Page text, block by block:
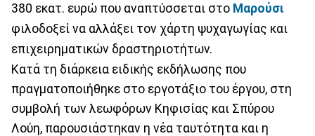
380 εκατ. ευρώ που αναπτύσσεται στο Μαρούσι
φιλοδοξεί να αλλάξει τον χάρτη ψυχαγωγίας και
επιχειρηματικών δραστηριοτήτων.
Κατά τη διάρκεια ειδικής εκδήλωσης που
πραγματοποιήθηκε στο εργοτάξιο του έργου, στη
συμβολή των λεωφόρων Κηφισίας και Σπύρου
Λούη, παρουσιάστηκαν η νέα ταυτότητα και η